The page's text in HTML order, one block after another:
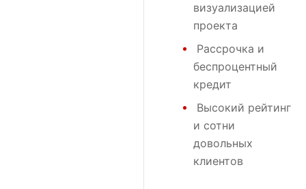
визуализацией
проекта
Рассрочка и
беспроцентный
кредит
Высокий рейтинг
и сотни
довольных
клиентов